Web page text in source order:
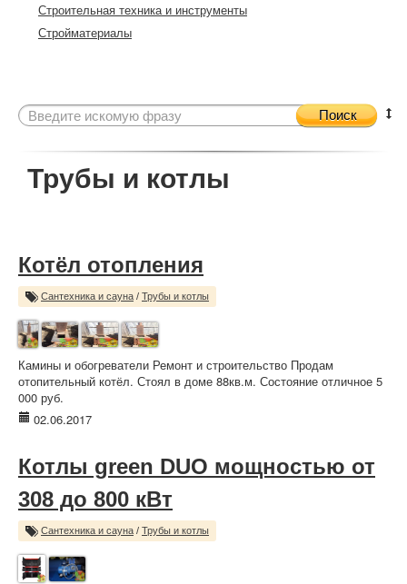
Строительная техника и инструменты
Стройматериалы
Поиск
Трубы и котлы
Котёл отопления
Сантехника и сауна / Трубы и котлы
Камины и обогреватели Ремонт и строительство Продам
отопительный котёл. Стоял в доме 88кв.м. Состояние отличное 5
000 руб.
02.06.2017
Котлы green DUO мощностью от
308 до 800 кВт
Сантехника и сауна / Трубы и котлы